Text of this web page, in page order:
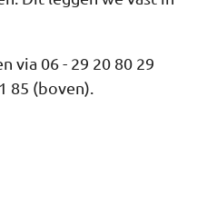
via 06 - 29 20 80 29
85 (boven).